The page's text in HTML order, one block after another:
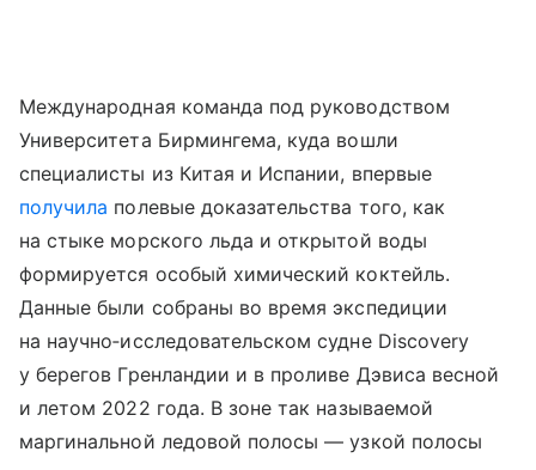
Международная команда под руководством
Университета Бирмингема, куда вошли
специалисты из Китая и Испании, впервые
получила полевые доказательства того, как
на стыке морского льда и открытой воды
формируется особый химический коктейль.
Данные были собраны во время экспедиции
на научно‑исследовательском судне Discovery
у берегов Гренландии и в проливе Дэвиса весной
и летом 2022 года. В зоне так называемой
маргинальной ледовой полосы — узкой полосы